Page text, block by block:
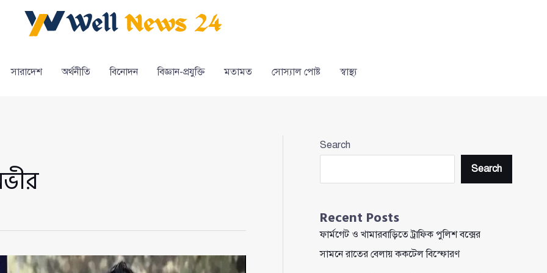
সারাদেশ অর্থনীতি বিনোদন বিজ্ঞান-প্রযুক্তি মতামত সোস্যাল পোষ্ট স্বাস্থ্য
Search
Search
Recent Posts
ফার্মগেট ও খামারবাড়িতে ট্রাফিক পুলিশ বক্সের
সামনে রাতের বেলায় ককটেল বিস্ফোরণ